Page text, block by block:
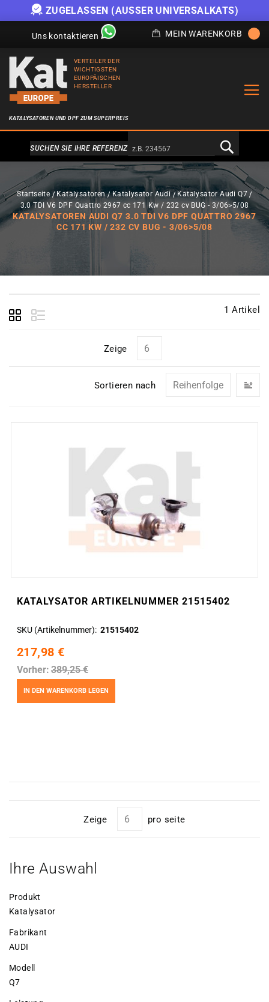
ZUGELASSEN (AUSSER UNIVERSALKATS)
Uns kontaktieren MEIN WARENKORB
VERTEILER DER
WICHTIGSTEN
EUROPÄISCHEN
HERSTELLER
KATALYSATOREN UND DPF ZUM SUPERPREIS
Alternativa a Doofinder
SUCHEN SIE IHRE REFERENZ
Startseite Katalysatoren Katalysator Audi
Katalysator Audi Q7
3.0 TDI V6 DPF Quattro 2967 cc 171 Kw / 232 cv BUG - 3/06>5/08
KATALYSATOREN AUDI Q7 3.0 TDI V6 DPF QUATTRO 2967
CC 171 KW / 232 CV BUG - 3/06>5/08
1 Artikel
Zeige
Sortieren nach
KATALYSATOR ARTIKELNUMMER 21515402
SKU (Artikelnummer) 21515402
217,98 €
Vorher: 389,25 €
IN DEN WARENKORB LEGEN
Zeige pro seite
Ihre Auswahl
Produkt
Katalysator
Fabrikant
AUDI
Modell
Q7